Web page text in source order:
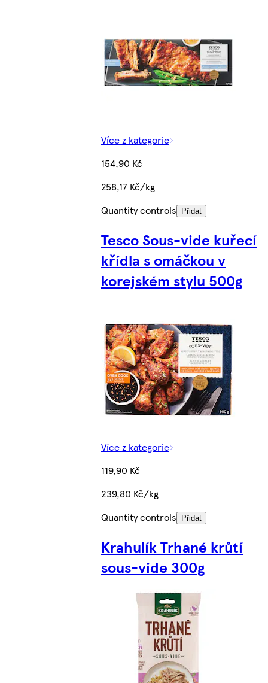
Více z kategorie
154,90 Kč
258,17 Kč/kg
Quantity controls
Přidat
Tesco Sous-vide kuřecí
křídla s omáčkou v
korejském stylu 500g
Více z kategorie
119,90 Kč
239,80 Kč/kg
Quantity controls
Přidat
Krahulík Trhané krůtí
sous-vide 300g